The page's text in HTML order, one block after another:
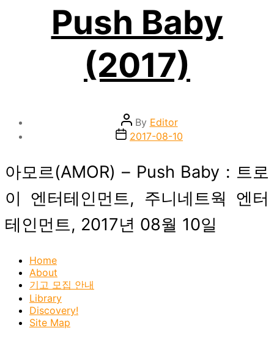
Push Baby
(2017)
Post
author
By Editor
Post2017-08-10
아모르(AMOR) – Push Baby : 트로
이 엔터테인먼트, 주니네트웍 엔터
테인먼트, 2017년 08월 10일
Home
About
기고 모집 안내
Library
Discovery!
Site Map